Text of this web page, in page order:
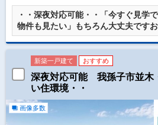
・・深夜対応可能・・「今すぐ見学
物件も見たい」もちろん大丈夫ですお
新築一戸建て おすすめ
深夜対応可能 我孫子市並木
い住環境・・
画像多数